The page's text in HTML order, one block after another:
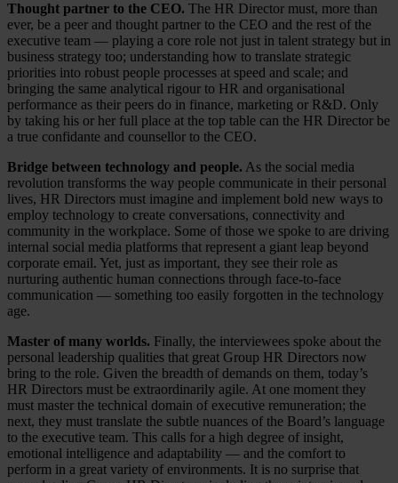
Thought partner to the CEO. The HR Director must, more than
ever, be a peer and thought partner to the CEO and the rest of the
executive team — playing a core role not just in talent strategy but in
business strategy too; understanding how to translate strategic
priorities into robust people processes at speed and scale; and
bringing the same analytical rigour to HR and organisational
performance as their peers do in finance, marketing or R&D. Only
by taking his or her full place at the top table can the HR Director be
a true confidante and counsellor to the CEO.
Bridge between technology and people. As the social media
revolution transforms the way people communicate in their personal
lives, HR Directors must imagine and implement bold new ways to
employ technology to create conversations, connectivity and
community in the workplace. Some of those we spoke to are driving
internal social media platforms that represent a giant leap beyond
corporate email. Yet, just as important, they see their role as
nurturing authentic human connections through face-to-face
communication — something too easily forgotten in the technology
age.
Master of many worlds. Finally, the interviewees spoke about the
personal leadership qualities that great Group HR Directors now
bring to the role. Given the breadth of demands on them, today’s
HR Directors must be extraordinarily agile. At one moment they
must master the technical domain of executive remuneration; the
next, they must translate the subtle nuances of the Board’s language
to the executive team. This calls for a high degree of insight,
emotional intelligence and adaptability — and the comfort to
perform in a great variety of environments. It is no surprise that